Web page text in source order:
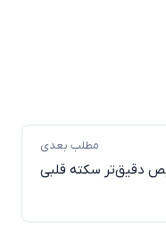
مطلب بعدی
سکته قلبی